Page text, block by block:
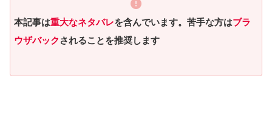
本記事は重大なネタバレを含んでいます。苦手な方はブラ
ウザバック されることを推奨します